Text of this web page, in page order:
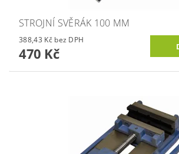
STROJNÍ SVĚRÁK 100 MM
388,43 Kč bez DPH
470 Kč